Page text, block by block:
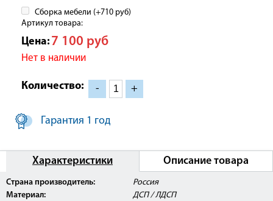
Сборка мебели (+710 руб)
Артикул товара:
Цена: 7 100 руб
Нет в наличии
Количество: - +
Гарантия 1 год
Характеристики Описание товара
Страна производитель:
Россия
Материал:
ДСП / ЛДСП